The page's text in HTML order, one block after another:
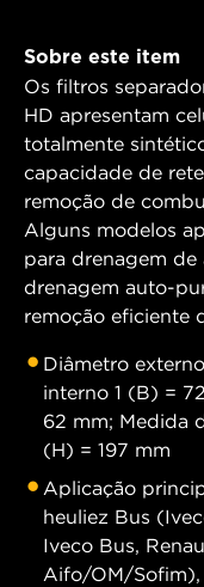
Sobre este item
Os filtros
HD apresentam
totalmente
capacidade de
remoção de
Alguns modelos
para drenagem
drenagem auto-
remoção eficiente
Diâmetro
interno 1 (B) =
62 mm; Medida
(H) = 197 mm
Aplicação
heuliez Bus
Iveco Bus,
Aifo/OM/Sofim),